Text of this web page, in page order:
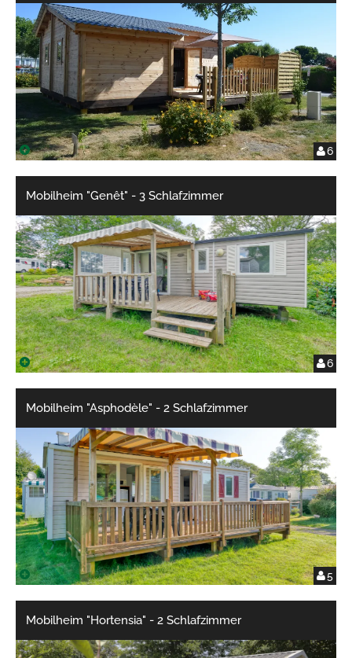
6
6
Mobilheim "Genêt" - 3 Schlafzimmer
5
Mobilheim "Asphodèle" - 2 Schlafzimmer
Mobilheim "Hortensia" - 2 Schlafzimmer